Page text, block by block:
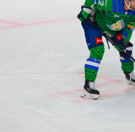
Динамо М
Локомотив
Северсталь
Шанхайские Драконы